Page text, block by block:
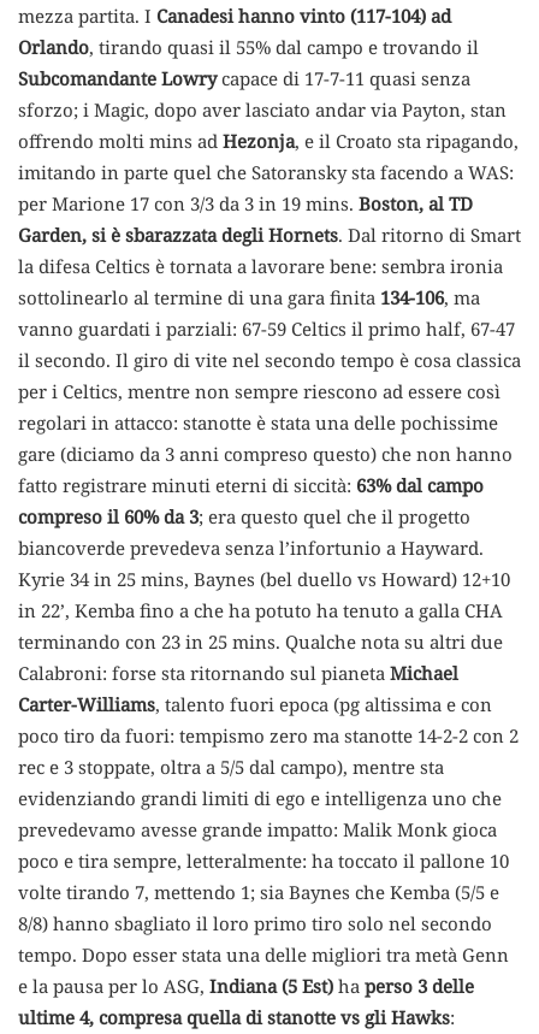
mezza partita. I Canadesi hanno vinto (117-104) ad
Orlando, tirando quasi il 55% dal campo e trovando il
Subcomandante Lowrycapace di 17-7-11 quasi senza
sforzo; i Magic, dopo aver lasciato andar via Payton, stan
offrendo molti mins ad Hezonja, e il Croato sta ripagando,
imitando in parte quel che Satoransky sta facendo a WAS:
per Marione 17 con 3/3 da 3 in 19 mins. Boston, al TD
Garden, si è sbarazzata degli Hornets. Dal ritorno di Smart
la difesa Celtics è tornata a lavorare bene: sembra ironia
sottolinearlo al termine di una gara finita 134-106, ma
vanno guardati i parziali: 67-59 Celtics il primo half, 67-47
il secondo. Il giro di vite nel secondo tempo è cosa classica
per i Celtics, mentre non sempre riescono ad essere così
regolari in attacco: stanotte è stata una delle pochissime
gare (diciamo da 3 anni compreso questo) che non hanno
fatto registrare minuti eterni di siccità: 63% dal campo
compreso il 60% da 3; era questo quel che il progetto
biancoverde prevedeva senza l’infortunio a Hayward.
Kyrie 34 in 25 mins, Baynes (bel duello vs Howard) 12+10
in 22’, Kemba fino a che ha potuto ha tenuto a galla CHA
terminando con 23 in 25 mins. Qualche nota su altri due
Calabroni: forse sta ritornando sul pianeta Michael
Carter-Williams, talento fuori epoca (pg altissima e con
poco tiro da fuori: tempismo zero ma stanotte 14-2-2 con 2
rec e 3 stoppate, oltra a 5/5 dal campo), mentre sta
evidenziando grandi limiti di ego e intelligenza uno che
prevedevamo avesse grande impatto: Malik Monk gioca
poco e tira sempre, letteralmente: ha toccato il pallone 10
volte tirando 7, mettendo 1; sia Baynes che Kemba (5/5 e
8/8) hanno sbagliato il loro primo tiro solo nel secondo
tempo. Dopo esser stata una delle migliori tra metà Genn
e la pausa per lo ASG, Indiana (5 Est) ha perso 3 delle
ultime 4, compresa quella di stanotte vs gli Hawks: